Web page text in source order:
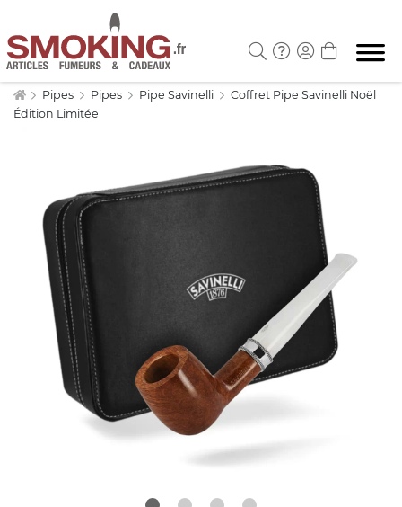
Pipes Pipes Pipe Savinelli
Coffret Pipe Savinelli Noël
Édition Limitée